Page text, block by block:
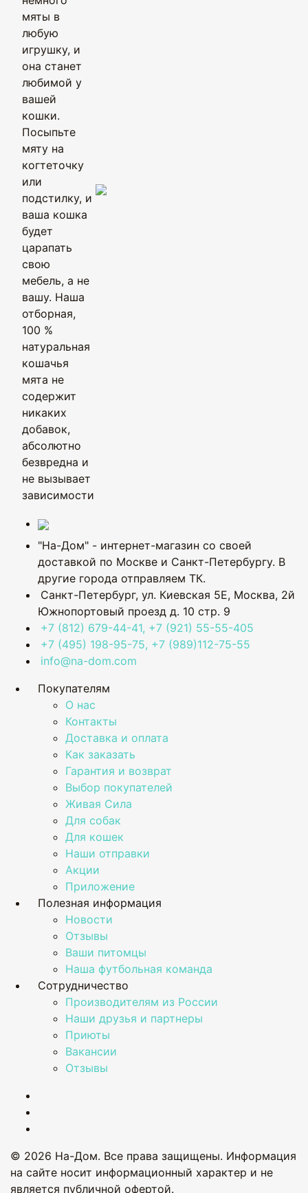
мяты в
любую
игрушку, и
она станет
любимой у
вашей
кошки.
Посыпьте
мяту на
когтеточку
или
подстилку, и
ваша кошка
будет
царапать
свою
мебель, а не
вашу. Наша
отборная,
100 %
натуральная
кошачья
мята не
содержит
никаких
добавок,
абсолютно
безвредна и
не вызывает
зависимости
"На-Дом" - интернет-магазин со своей
доставкой по Москве и Санкт-Петербургу. В
другие города отправляем ТК.
Санкт-Петербург, ул. Киевская 5Е, Москва, 2й
Южнопортовый проезд д. 10 стр. 9
+7 (812) 679-44-41, +7 (921) 55-55-405
+7 (495) 198-95-75, +7 (989)112-75-55
info@na-dom.com
Покупателям
О нас
Контакты
Доставка и оплата
Как заказать
Гарантия и возврат
Выбор покупателей
Живая Сила
Для собак
Для кошек
Наши отправки
Акции
Приложение
Полезная информация
Новости
Отзывы
Ваши питомцы
Наша футбольная команда
Сотрудничество
Производителям из России
Наши друзья и партнеры
Приюты
Вакансии
Отзывы
© 2026 На-Дом. Все права защищены. Информация
на сайте носит информационный характер и не
является публичной офертой.